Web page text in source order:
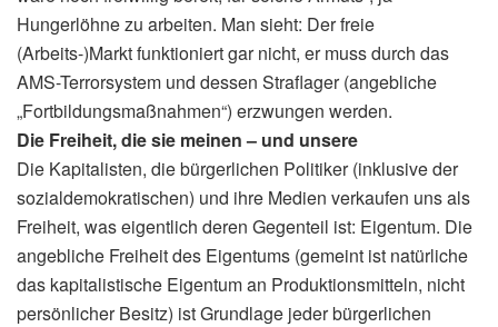
Hungerlöhne zu arbeiten. Man sieht: Der freie
(Arbeits-)Markt funktioniert gar nicht, er muss durch das
AMS-Terrorsystem und dessen Straflager (angebliche
„Fortbildungsmaßnahmen“) erzwungen werden.
Die Freiheit, die sie meinen – und unsere
Die Kapitalisten, die bürgerlichen Politiker (inklusive der
sozialdemokratischen) und ihre Medien verkaufen uns als
Freiheit, was eigentlich deren Gegenteil ist: Eigentum. Die
angebliche Freiheit des Eigentums (gemeint ist natürliche
das kapitalistische Eigentum an Produktionsmitteln, nicht
persönlicher Besitz) ist Grundlage jeder bürgerlichen